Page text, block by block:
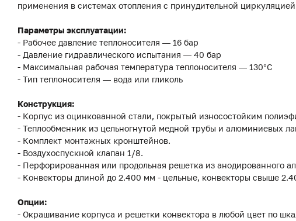
применения в системах отопления с принудительной циркуляцией
Параметры эксплуатации:
- Рабочее давление теплоносителя — 16 бар
- Давление гидравлического испытания — 40 бар
- Максимальная рабочая температура теплоносителя — 130°С
- Тип теплоносителя — вода или гликоль
Конструкция:
- Корпус из оцинкованной стали, покрытый износостойким
- Теплообменник из цельногнутой медной трубы и алюминиевых
- Комплект монтажных кронштейнов.
- Воздухоспускной клапан 1/8.
- Перфорированная или продольная решетка из анодированного
- Конвекторы длиной до 2.400 мм - цельные, конвекторы свыше
Опции:
- Окрашивание корпуса и решетки конвектора в любой цвет по